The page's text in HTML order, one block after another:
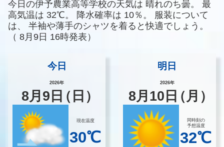
今日の伊予農業高等学校の天気は 晴れのち曇。
最
高気温は 32℃。 降水確率は 10％。
服装について
は、
半袖や薄手のシャツを着ると快適でしょう。
（ 8月9日 16時発表）
今日
2026年
8月 9 日（日）
現在温度
30℃
明日
2026年
8月 10 日（月）
同時刻の
予想温度
32℃